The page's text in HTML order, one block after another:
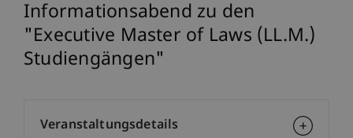
Informationsabend zu den
"Executive Master of Laws (LL.M.)
Studiengängen"
Veranstaltungsdetails